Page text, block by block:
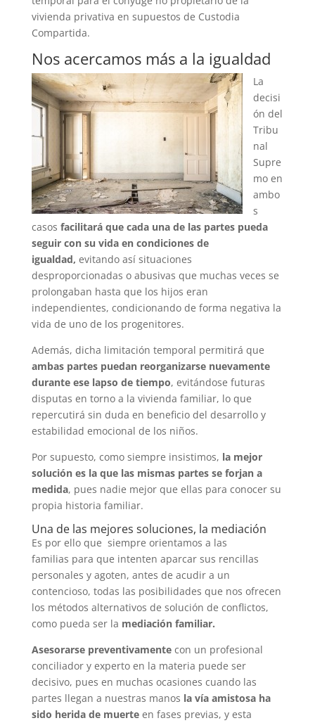
vivienda privativa en supuestos de Custodia
Compartida.
Nos acercamos más a la igualdad
La
decisi
ón del
Tribu
nal
Supre
mo en
ambo
s
casos facilitará que cada una de las partes pueda
seguir con su vida en condiciones de
igualdad, evitando así situaciones
desproporcionadas o abusivas que muchas veces se
prolongaban hasta que los hijos eran
independientes, condicionando de forma negativa la
vida de uno de los progenitores.
Además, dicha limitación temporal permitirá que
ambas partes puedan reorganizarse nuevamente
durante ese lapso de tiempo, evitándose futuras
disputas en torno a la vivienda familiar, lo que
repercutirá sin duda en beneficio del desarrollo y
estabilidad emocional de los niños.
Por supuesto, como siempre insistimos, la mejor
solución es la que las mismas partes se forjan a
medida, pues nadie mejor que ellas para conocer su
propia historia familiar.
Una de las mejores soluciones, la mediación
Es por ello que siempre orientamos a las
familias para que intenten aparcar sus rencillas
personales y agoten, antes de acudir a un
contencioso, todas las posibilidades que nos ofrecen
los métodos alternativos de solución de conflictos,
como pueda ser la mediación familiar.
Asesorarse preventivamentecon un profesional
conciliador y experto en la materia puede ser
decisivo, pues en muchas ocasiones cuando las
partes llegan a nuestras manos la vía amistosa ha
sido herida de muerteen fases previas, y esta